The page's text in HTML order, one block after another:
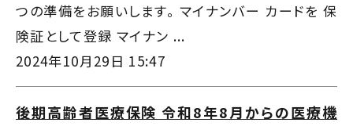
つの準備をお願いします。 マイナンバー カードを 保
険証として登録 マイナン ...
2024年10月29日 15:47
後期高齢者医療保険 令和8年8月からの医療機